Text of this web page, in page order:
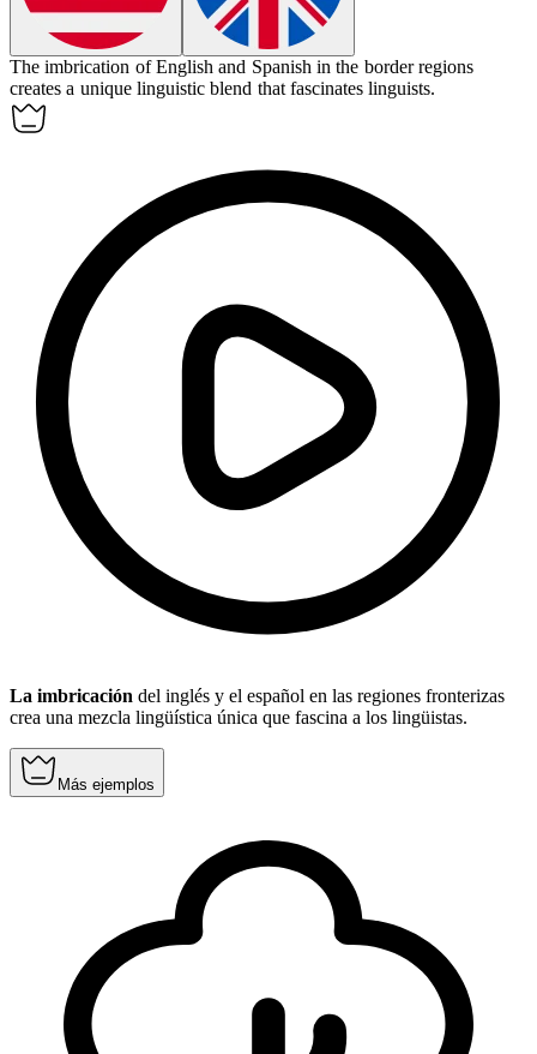
Theimbrication of English and Spanish in the border regions
creates a unique linguistic blend that fascinates linguists.
La imbricación del inglés y el español en las regiones fronterizas
crea una mezcla lingüística única que fascina a los lingüistas.
Más ejemplos